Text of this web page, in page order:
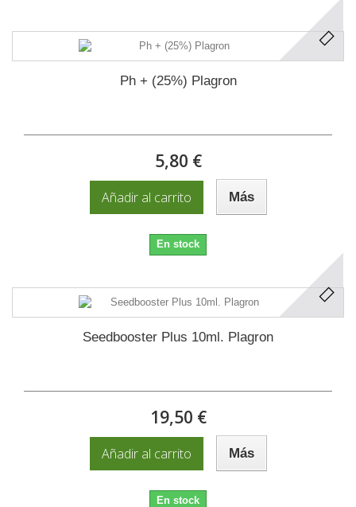
Ph + (25%) Plagron
5,80 €
Añadir al carrito Más
En stock
Seedbooster Plus 10ml. Plagron
19,50 €
Añadir al carrito Más
En stock